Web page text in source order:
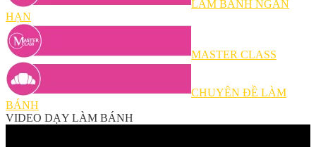
LÀM BÁNH NGẮN
HẠN
MASTER CLASS
CHUYÊN ĐỀ LÀM
BÁNH
VIDEO DẠY LÀM BÁNH